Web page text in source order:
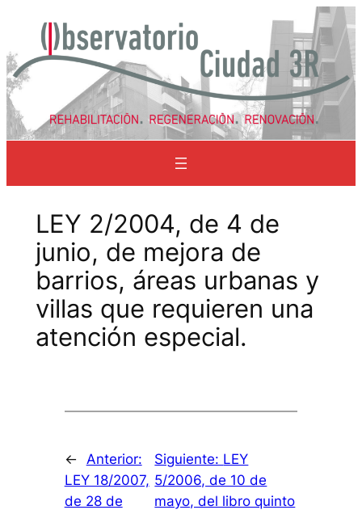
contenido
LEY 2/2004, de 4 de
junio, de mejora de
barrios, áreas urbanas y
villas que requieren una
atención especial.
←
Anterior:
LEY 18/2007,
de 28 de
Siguiente: LEY
5/2006, de 10 de
mayo, del libro quinto